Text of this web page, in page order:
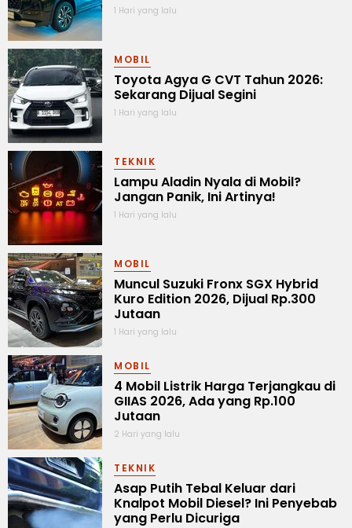
1 Hari yang lalu
MOBIL
Toyota Agya G CVT Tahun 2026:
Sekarang Dijual Segini
1 Hari yang lalu
TEKNIK
Lampu Aladin Nyala di Mobil?
Jangan Panik, Ini Artinya!
1 Hari yang lalu
MOBIL
Muncul Suzuki Fronx SGX Hybrid
Kuro Edition 2026, Dijual Rp.300
Jutaan
1 Hari yang lalu
MOBIL
4 Mobil Listrik Harga Terjangkau di
GIIAS 2026, Ada yang Rp.100
Jutaan
2 Hari yang lalu
TEKNIK
Asap Putih Tebal Keluar dari
Knalpot Mobil Diesel? Ini Penyebab
yang Perlu Dicuriga